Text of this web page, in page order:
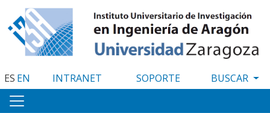
al
contenido
principal
ES EN INTRANET SOPORTE